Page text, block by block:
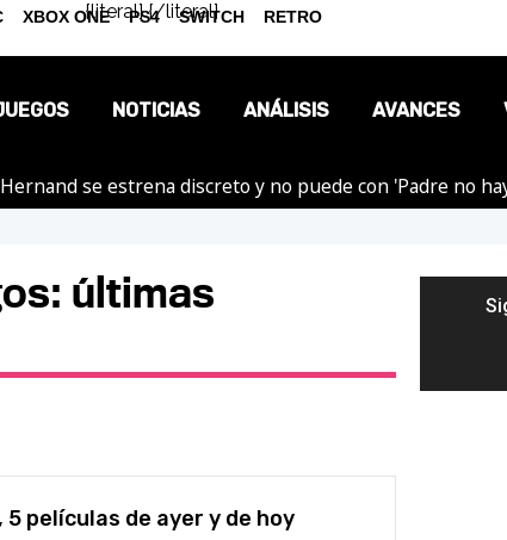
{literal}{/literal}
NOTICIAS
OPINIÓN
ANÁLISIS AVANCES
se estrena discreto y no puede con 'Padre no
últimas
películas de ayer y de hoy
XBOX ONE PS4 SWITCH RETRO